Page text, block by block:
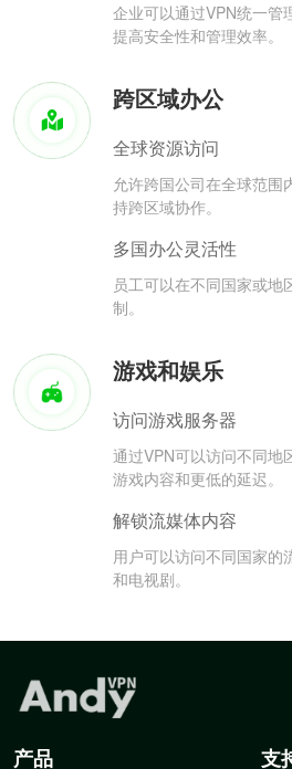
企业可以通过VPN统一管
提高安全性和管理效率。
跨区域办公
全球资源访问
允许跨国公司在全球范围
持跨区域协作。
多国办公灵活性
员工可以在不同国家或地
制。
游戏和娱乐
访问游戏服务器
通过VPN可以访问不同地
游戏内容和更低的延迟。
解锁流媒体内容
用户可以访问不同国家的
和电视剧。
产品 支